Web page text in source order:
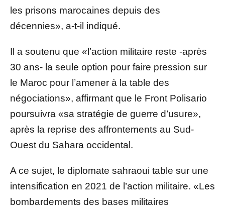
les prisons marocaines depuis des
décennies», a-t-il indiqué.
Il a soutenu que «l’action militaire reste -après
30 ans- la seule option pour faire pression sur
le Maroc pour l’amener à la table des
négociations», affirmant que le Front Polisario
poursuivra «sa stratégie de guerre d’usure»,
après la reprise des affrontements au Sud-
Ouest du Sahara occidental.
A ce sujet, le diplomate sahraoui table sur une
intensification en 2021 de l’action militaire. «Les
bombardements des bases militaires